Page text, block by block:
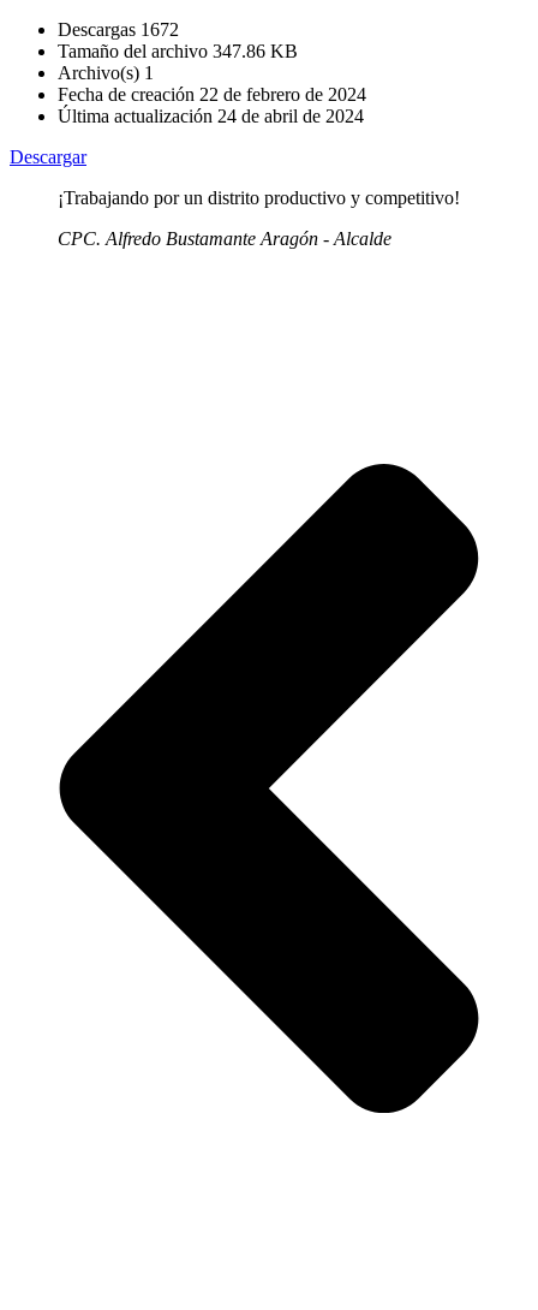
Descargas 1672
Tamaño del archivo 347.86 KB
Archivo(s) 1
Fecha de creación 22 de febrero de 2024
Última actualización 24 de abril de 2024
Descargar
¡Trabajando por un distrito productivo y competitivo!
CPC. Alfredo Bustamante Aragón - Alcalde